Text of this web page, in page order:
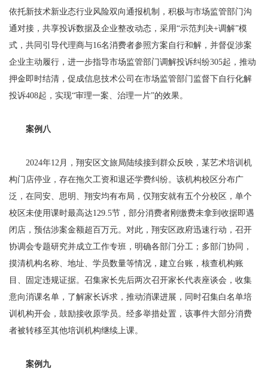
依托新技术新业态行业风险双向通报机制，积极与市场监管部门沟
通对接，共享投诉数据及企业整改动态，采用“示范判决+调解”模
式，共同引导代理商与16名消费者参照方案自行和解，并督促涉案
企业主动履行，进一步指导市场监管部门调解投诉纠纷305起，推动
押金即时结清，促成信息技术公司在市场监管部门监督下自行化解
投诉408起，实现“审理一案、治理一片”的效果。
案例八
2024年12月，翔安区文旅局陆续接到群众反映，某艺术培训机
构门店停业，存在拖欠工资和退还学费纠纷。该机构校区分布广
泛，在同安、思明、翔安均有布局，仅翔安就有五个分校区，单个
校区未使用课时最高达129.5节，部分消费者刚缴费未拿到收据即遇
闭店，预估涉案金额超百万元。对此，翔安区政府迅速行动，召开
协调会专题研究并成立工作专班，明确各部门分工；多部门协同，
摸清机构名称、地址、学员数量等情况，建立台账，核查机构账
目、固定违规证据。召集家长先后两次召开家长代表座谈会，收集
意向消课名单，了解家长诉求，推动消课进展，同时召集白名单培
训机构开会，鼓励接收原学员。经多举措处置，该事件大部分消费
者被转移至其他培训机构继续上课。
案例九